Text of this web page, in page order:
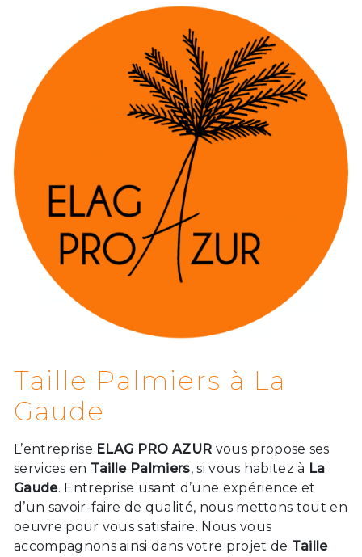
Taille Palmiers à La
Gaude
L’entreprise ELAG PRO AZUR vous propose ses
services en Taille Palmiers, si vous habitez à La
Gaude. Entreprise usant d’une expérience et
d’un savoir-faire de qualité, nous mettons tout en
oeuvre pour vous satisfaire. Nous vous
accompagnons ainsi dans votre projet de Taille